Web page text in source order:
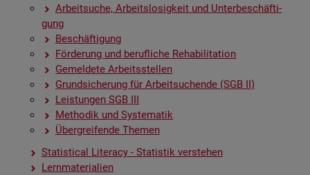
Ar­beit­su­che, Ar­beits­lo­sig­keit und Un­ter­be­schäf­ti­
gung
Be­schäf­ti­gung
För­de­rung und be­ruf­li­che Re­ha­bi­li­ta­ti­on
Ge­mel­de­te Ar­beits­stel­len
Grund­si­che­rung für Ar­beit­su­chen­de (SGB II)
Leis­tun­gen SGB III
Me­tho­dik und Sys­te­ma­tik
Über­grei­fen­de The­men
Sta­ti­s­ti­cal Li­te­r­acy - Sta­tis­tik ver­ste­hen
Lern­ma­te­ria­li­en